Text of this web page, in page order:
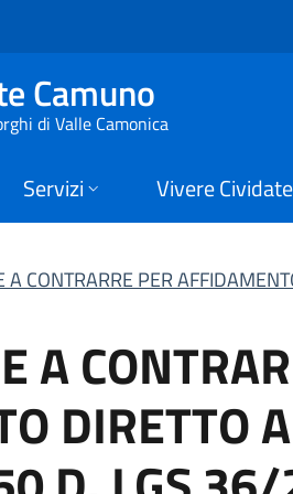
Camuno
di Valle Camonica
Servizi Vivere
CONTRARRE PER
A
DIRETTO